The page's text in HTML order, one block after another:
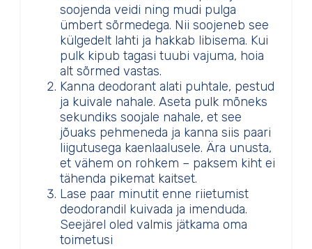
soojenda veidi ning mudi pulga
ümbert sõrmedega. Nii soojeneb see
külgedelt lahti ja hakkab libisema. Kui
pulk kipub tagasi tuubi vajuma, hoia
alt sõrmed vastas.
Kanna deodorant alati puhtale, pestud
ja kuivale nahale. Aseta pulk mõneks
sekundiks soojale nahale, et see
jõuaks pehmeneda ja kanna siis paari
liigutusega kaenlaalusele. Ära unusta,
et vähem on rohkem – paksem kiht ei
tähenda pikemat kaitset.
Lase paar minutit enne riietumist
deodorandil kuivada ja imenduda.
Seejärel oled valmis jätkama oma
toimetusi